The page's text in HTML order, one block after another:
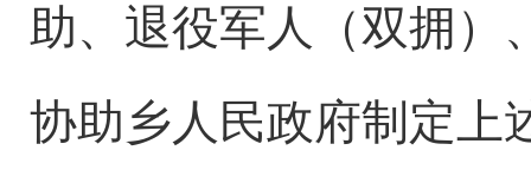
助、退役军人（双拥）
协助乡人民政府制定上